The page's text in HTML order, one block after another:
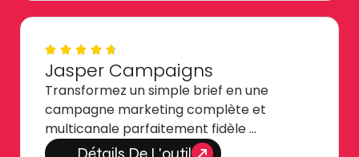
Jasper Campaigns
Transformez un simple brief en une
campagne marketing complète et
multicanale parfaitement fidèle …